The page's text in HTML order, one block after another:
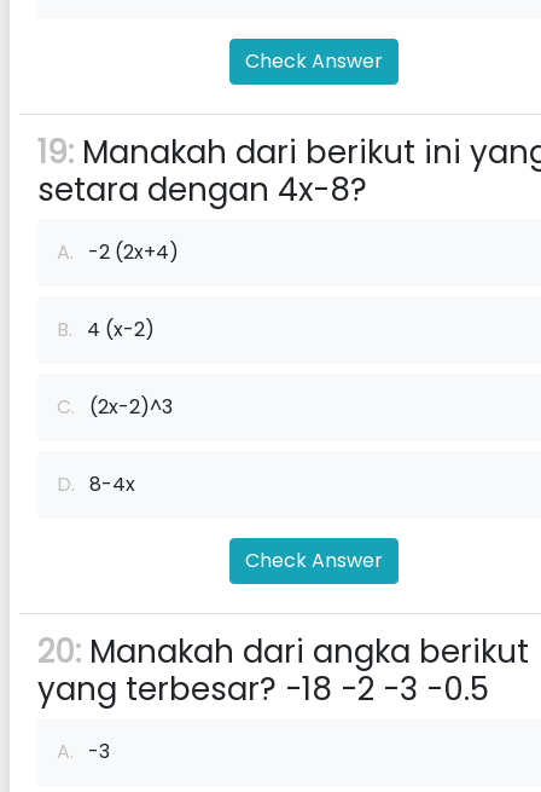
Check Answer
19: Manakah dari berikut ini
setara dengan 4x-8?
A. -2 (2x+4)
B. 4 (x-2)
C. (2x-2)^3
D. 8-4x
Check Answer
20: Manakah dari angka berikut
yang terbesar? -18 -2 -3 -0.5
A. -3